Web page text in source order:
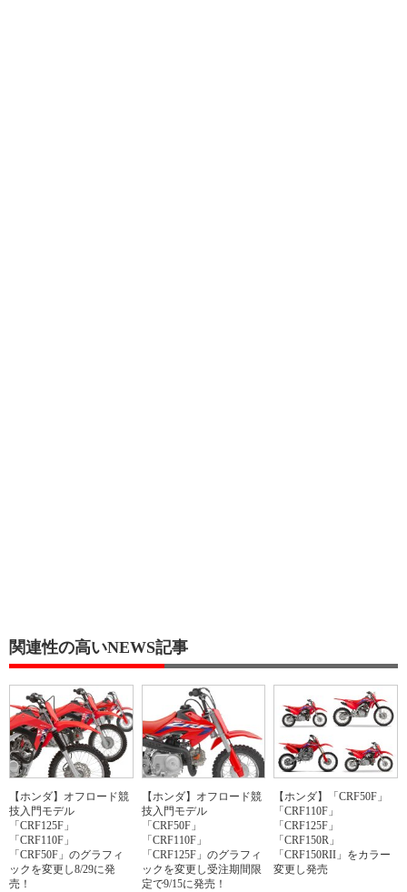
関連性の高いNEWS記事
【ホンダ】オフロード競
技入門モデル
「CRF125F」
「CRF110F」
「CRF50F」のグラフィ
ックを変更し8/29に発
売！
【ホンダ】オフロード競
技入門モデル
「CRF50F」
「CRF110F」
「CRF125F」のグラフィ
ックを変更し受注期間限
定で9/15に発売！
【ホンダ】「CRF50F」
「CRF110F」
「CRF125F」
「CRF150R」
「CRF150RII」をカラー
変更し発売